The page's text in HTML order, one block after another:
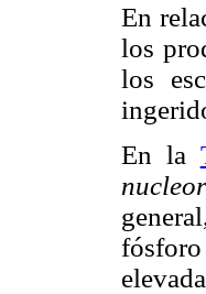
En
los
los
En la